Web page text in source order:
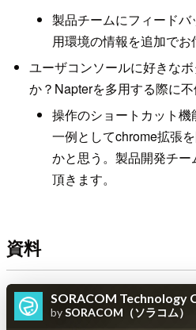
製品チームにフィード
用環境の情報を追加でお
ユーザコンソールに好きな
か？Napterを多用する際に
操作のショートカット機
一例としてchrome拡張
かと思う。製品開発チ
頂きます。
資料